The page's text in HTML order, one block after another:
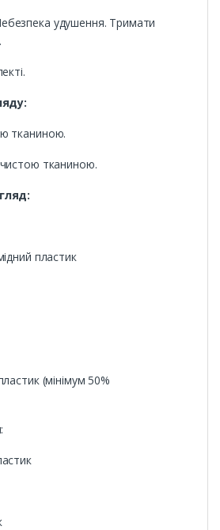
удушення. Тримати
тканиною.
тканиною.
пластик
(мінімум 50%